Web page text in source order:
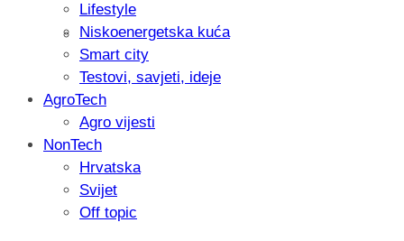
Isprobali smo: Thermostar
Lifestyle
Niskoenergetska kuća
Smart city
Testovi, savjeti, ideje
AgroTech
Agro vijesti
NonTech
Hrvatska
Svijet
Off topic